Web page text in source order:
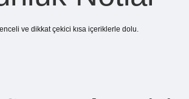
ve dikkat çekici kısa içeriklerle dolu.